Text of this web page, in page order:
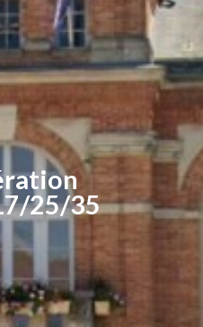
25/35